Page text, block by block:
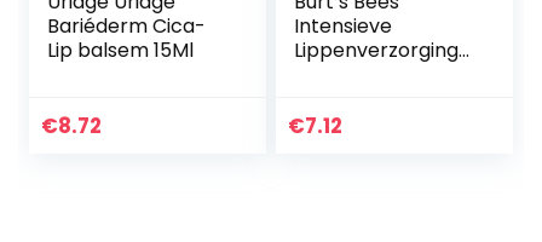
Bariéderm Cica-
Lip balsem 15Ml
€8.72
Intensieve
Lippenverzorging
€7.12